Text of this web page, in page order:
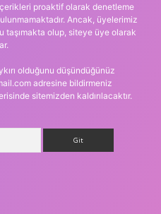
proaktif olarak denetleme
Ancak, üyelerimiz
taşımakta olup, siteye üye olarak
olduğunu düşündüğünüz
adresine bildirmeniz
sitemizden kaldırılacaktır.